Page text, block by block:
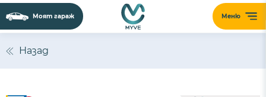
Меню
Моят гараж
Назад